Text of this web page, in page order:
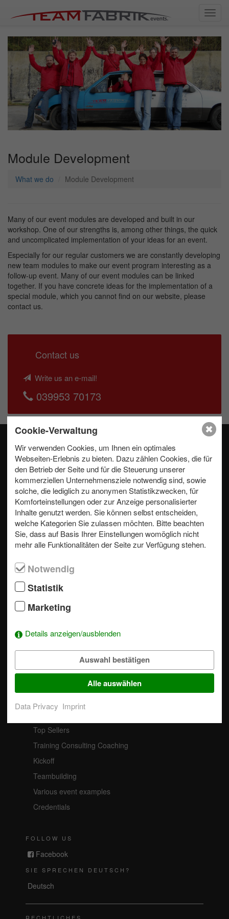
Module Development
What we do Module Development
Many of our event modules are developed and built in our
workshop. One of our strengths is, among other things, the quick
and uncomplicated implementation of your ideas for an event.
Especially for our regular customers we are constantly developing
new team modules to make our event program interesting as a
follow-up event. Many of our event modules can be linked
together. If you have concrete ideas for the implementation of a
special module, which you cannot find on our website, please
contact us.
Contact us
Write us an e-mail!
039953 70173
Our professional event specialists actively support you in
realizing your wishes and realize effective incentives,
unforgettable company events and motivating team-building.
© Copyright 2026 TEAMFABRIK events.
MENÜ —
WHAT WE DO
MODULES
LOCATIONS
JOBS
Outdoor Activities
Top Sellers
Training Consulting Coaching
Kickoff
Teambuilding
Various event examples
Credentials
FOLLOW US
Facebook
SIE SPRECHEN DEUTSCH?
Deutsch
Cookie-Verwaltung
Wir verwenden Cookies, um Ihnen ein optimales
Webseiten-Erlebnis zu bieten. Dazu zählen Cookies, die für
den Betrieb der Seite und für die Steuerung unserer
kommerziellen Unternehmensziele notwendig sind, sowie
solche, die lediglich zu anonymen Statistikzwecken, für
Komforteinstellungen oder zur Anzeige personalisierter
Inhalte genutzt werden. Sie können selbst entscheiden,
welche Kategorien Sie zulassen möchten. Bitte beachten
Sie, dass auf Basis Ihrer Einstellungen womöglich nicht
mehr alle Funktionalitäten der Seite zur Verfügung stehen.
Notwendig
Statistik
Marketing
Details anzeigen/ausblenden
Auswahl bestätigen
Alle auswählen
Data Privacy Imprint